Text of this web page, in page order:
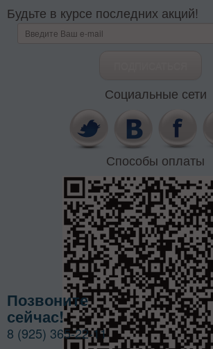
Будьте в курсе последних акций!
Социальные сети
Способы оплаты
Позвоните
сейчас!
8 (925) 365-22-11